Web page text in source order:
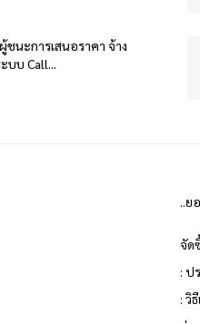
นะการเสนอราคา จ้าง
บบ Call...
..ย
จัด
: ป
: วิ